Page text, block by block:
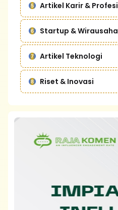
Artikel Karir & Profesi
Startup & Wirausaha
Artikel Teknologi
Riset & Inovasi